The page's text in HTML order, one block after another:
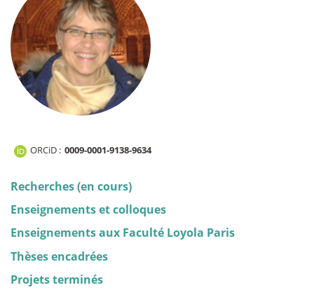
ORCiD : 0009-0001-9138-9634
Recherches (en cours)
Enseignements et colloques
Enseignements aux Faculté Loyola Paris
Thèses encadrées
Projets terminés